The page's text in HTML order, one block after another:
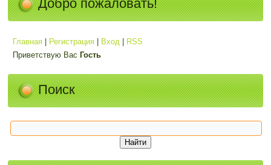
Добро пожаловать!
Главная | Регистрация | Вход | RSS
Приветствую Вас Гость
Поиск